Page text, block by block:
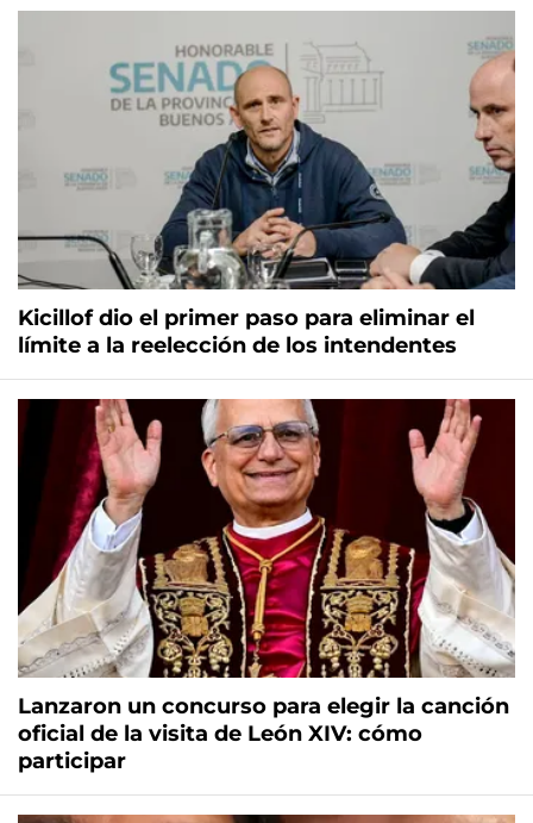
Kicillof dio el primer paso para eliminar el
límite a la reelección de los intendentes
Lanzaron un concurso para elegir la canción
oficial de la visita de León XIV: cómo
participar